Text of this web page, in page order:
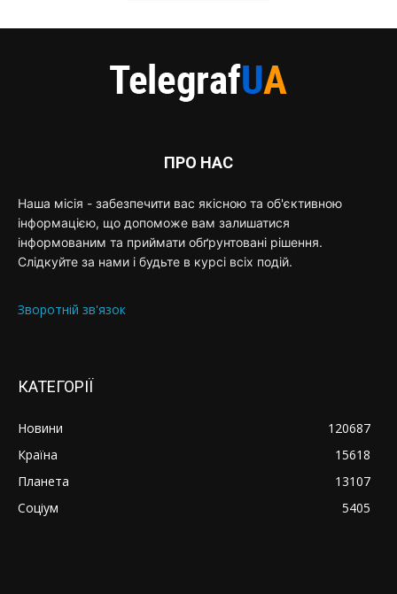
ПРО НАС
Наша місія - забезпечити вас якісною та об'єктивною
інформацією, що допоможе вам залишатися
інформованим та приймати обґрунтовані рішення.
Слідкуйте за нами і будьте в курсі всіх подій.
Зворотній зв'язок
КАТЕГОРІЇ
Новини
120687
Країна
15618
Планета
13107
Соціум
5405